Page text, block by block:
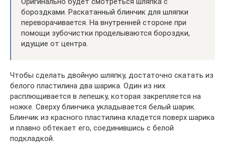
бороздками. Раскатанный блинчик для шляпки
переворачивается. На внутренней стороне при
помощи зубочистки проделываются бороздки,
идущие от центра.
Чтобы сделать двойную шляпку, достаточно скатать из
белого пластилина два шарика. Один из них
расплющивается в лепешку, которая закрепляется на
ножке. Сверху блинчика укладывается белый шарик.
Блинчик из красного пластилина кладется поверх шарика
и плавно обтекает его, соединившись с белой
подкладкой.